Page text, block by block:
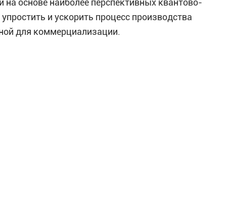
основе наиболее перспективных квантово-
и ускорить процесс производства
для коммерциализации.